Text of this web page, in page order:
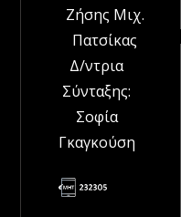
Ζήσης Μιχ.
Πατσίκας
Δ/ντρια
Σύνταξης:
Σοφία
Γκαγκούση